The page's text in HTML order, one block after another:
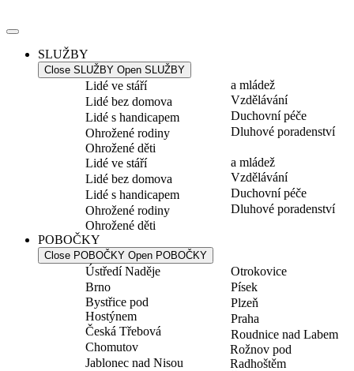
k
SLUŽBY
Close SLUŽBY Open SLUŽBY
Lidé ve stáří
Lidé bez domova
Lidé s handicapem
Ohrožené rodiny
Ohrožené děti
a mládež
Vzdělávání
Duchovní péče
Dluhové poradenství
Lidé ve stáří
Lidé bez domova
Lidé s handicapem
Ohrožené rodiny
Ohrožené děti
a mládež
Vzdělávání
Duchovní péče
Dluhové poradenství
POBOČKY
Close POBOČKY Open POBOČKY
Ústředí Naděje
Brno
Bystřice pod
Hostýnem
Česká Třebová
Chomutov
Jablonec nad Nisou
Otrokovice
Písek
Plzeň
Praha
Roudnice nad Labem
Rožnov pod
Radhoštěm